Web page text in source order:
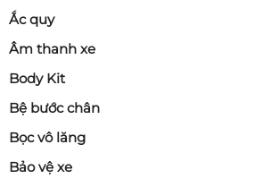
Ắc quy
Âm thanh xe
Body Kit
Bệ bước chân
Bọc vô lăng
Bảo vệ xe